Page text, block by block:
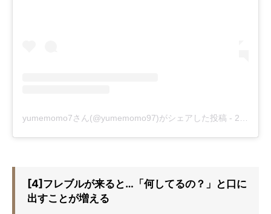
yumemomo7さん(@yumemomo97)がシェアした投稿 - 2018年 8月月5日午前3時52分PDT
[4]フレブルが来ると…「何してるの？」と口に
出すことが増える